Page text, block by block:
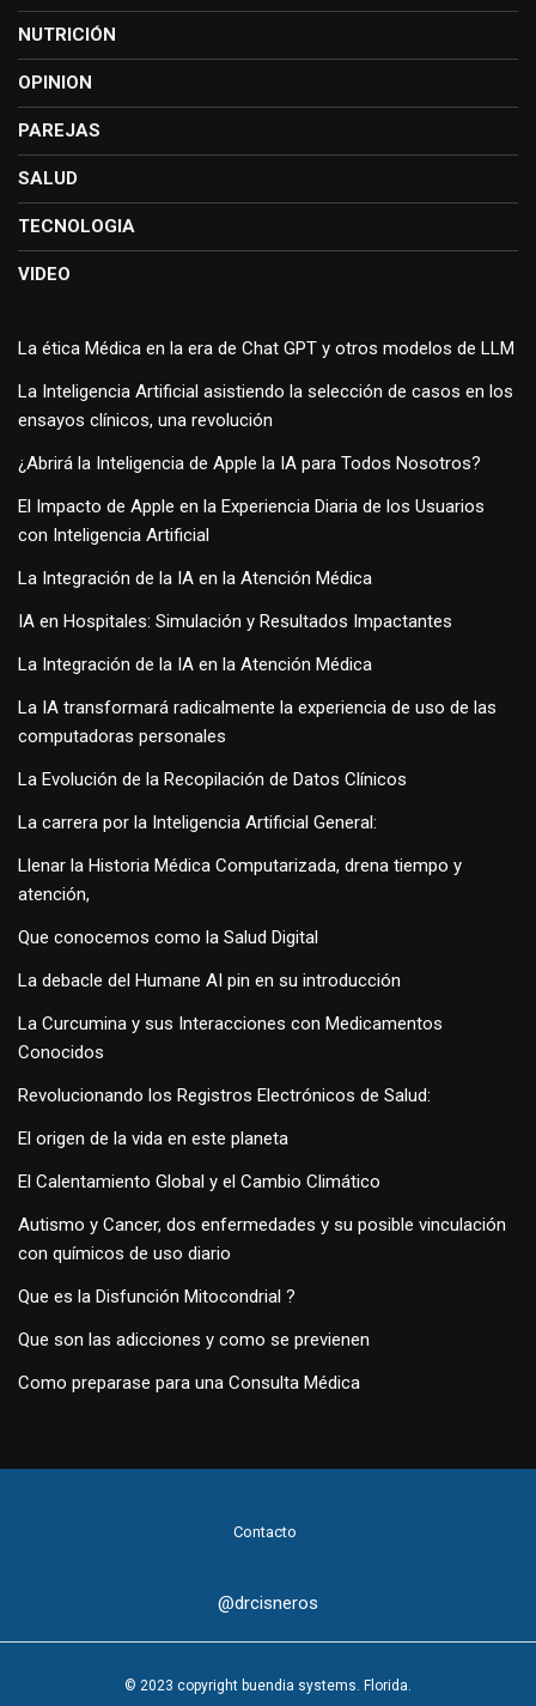
NUTRICIÓN
OPINION
PAREJAS
SALUD
TECNOLOGIA
VIDEO
La ética Médica en la era de Chat GPT y otros modelos de LLM
La Inteligencia Artificial asistiendo la selección de casos en los
ensayos clínicos, una revolución
¿Abrirá la Inteligencia de Apple la IA para Todos Nosotros?
El Impacto de Apple en la Experiencia Diaria de los Usuarios
con Inteligencia Artificial
La Integración de la IA en la Atención Médica
IA en Hospitales: Simulación y Resultados Impactantes
La Integración de la IA en la Atención Médica
La IA transformará radicalmente la experiencia de uso de las
computadoras personales
La Evolución de la Recopilación de Datos Clínicos
La carrera por la Inteligencia Artificial General:
Llenar la Historia Médica Computarizada, drena tiempo y
atención,
Que conocemos como la Salud Digital
La debacle del Humane AI pin en su introducción
La Curcumina y sus Interacciones con Medicamentos
Conocidos
Revolucionando los Registros Electrónicos de Salud:
El origen de la vida en este planeta
El Calentamiento Global y el Cambio Climático
Autismo y Cancer, dos enfermedades y su posible vinculación
con químicos de uso diario
Que es la Disfunción Mitocondrial ?
Que son las adicciones y como se previenen
Como preparase para una Consulta Médica
Contacto
@drcisneros
© 2023 copyright buendia systems. Florida.